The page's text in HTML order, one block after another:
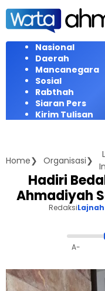
Langsung
konten
Nasional
Daerah
Mancanegara
Sosial
Rabthah
Siaran Pers
Kirim Tulisan
Home Organisasi
Hadiri
Ahmadiyah
Redaksi
A-